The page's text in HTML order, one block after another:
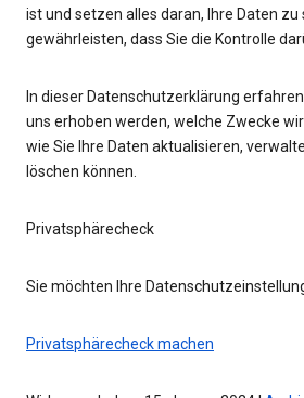
ist und setzen alles daran, Ihre Daten
gewährleisten, dass Sie die Kontrolle
In dieser Datenschutzerklärung
uns erhoben werden, welche Zwecke
wie Sie Ihre Daten aktualisieren,
löschen können.
Privatsphärecheck
Sie möchten Ihre
Privatsphärecheck machen